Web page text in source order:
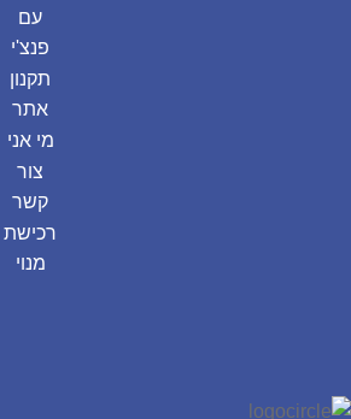
עם
פנצ'י
תקנון
אתר
מי אני
צור
קשר
רכישת
מנוי